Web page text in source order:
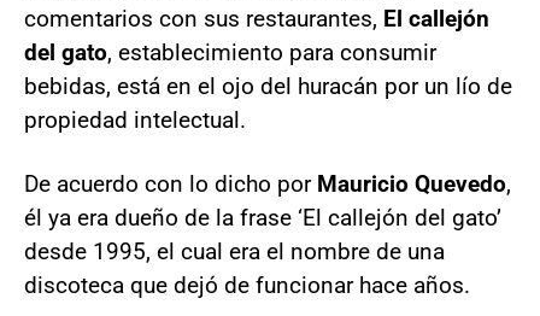
comentarios con sus restaurantes, El callejón
del gato, establecimiento para consumir
bebidas, está en el ojo del huracán por un lío de
propiedad intelectual.
De acuerdo con lo dicho por Mauricio Quevedo,
él ya era dueño de la frase ‘El callejón del gato’
desde 1995, el cual era el nombre de una
discoteca que dejó de funcionar hace años.